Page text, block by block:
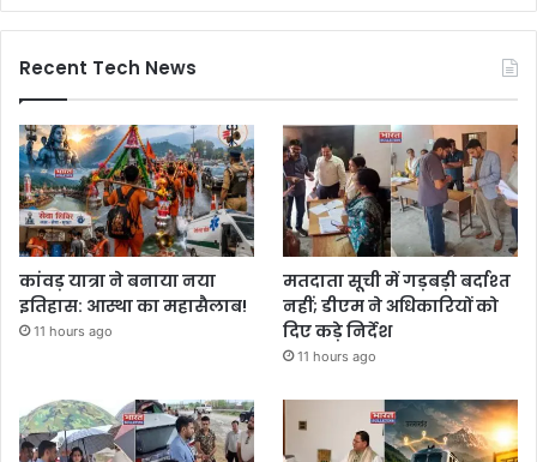
Recent Tech News
कांवड़ यात्रा ने बनाया नया
इतिहास: आस्था का महासैलाब!
11 hours ago
मतदाता सूची में गड़बड़ी बर्दाश्त
नहीं; डीएम ने अधिकारियों को
दिए कड़े निर्देश
11 hours ago